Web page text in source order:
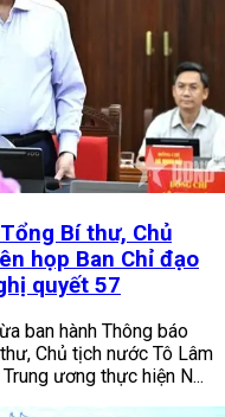
Bí thư, Chủ
họp Ban Chỉ đạo
quyết 57
ban hành Thông báo
Chủ tịch nước Tô Lâm
ương thực hiện N...